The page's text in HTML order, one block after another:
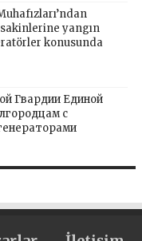
yangın
konusunda
Гвардии Единой
с